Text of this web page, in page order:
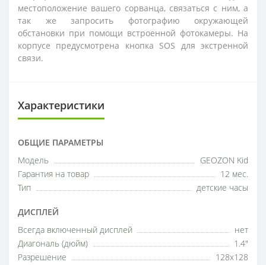
местоположение вашего сорванца, связаться с ним, а
так же запросить фотографию окружающей
обстановки при помощи встроенной фотокамеры. На
корпусе предусмотрена кнопка SOS для экстренной
связи.
Характеристики
ОБЩИЕ ПАРАМЕТРЫ
Модель
GEOZON Kid
Гарантия на товар
12 мес.
Тип
детские часы
ДИСПЛЕЙ
Всегда включенный дисплей
нет
Диагональ (дюйм)
1.4"
Разрешение
128x128